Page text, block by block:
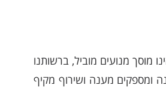
אחריות מלאה ל-3 חודשים. מרכז המנוע הינו מוסך מנועים מוביל, ברשותנו
ומספקים מענה ושירוף מקיף